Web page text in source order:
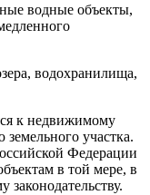
водные объекты,
водохранилища,
к недвижимому
участка.
Федерации
в той мере, в
законодательству.